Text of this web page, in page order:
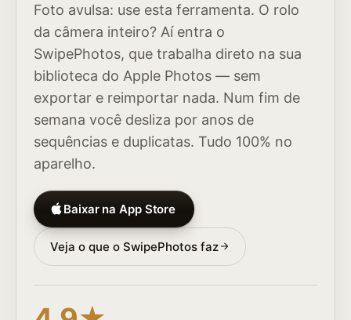
Foto avulsa: use esta ferramenta. O rolo
da câmera inteiro? Aí entra o
SwipePhotos, que trabalha direto na sua
biblioteca do Apple Photos — sem
exportar e reimportar nada. Num fim de
semana você desliza por anos de
sequências e duplicatas. Tudo 100% no
aparelho.
Baixar na App Store
Veja o que o SwipePhotos faz